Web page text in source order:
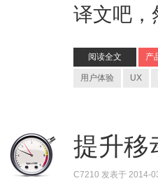
译文吧，
阅读全文 产
用户体验 UX
提升移
C7210 发表于 2014-